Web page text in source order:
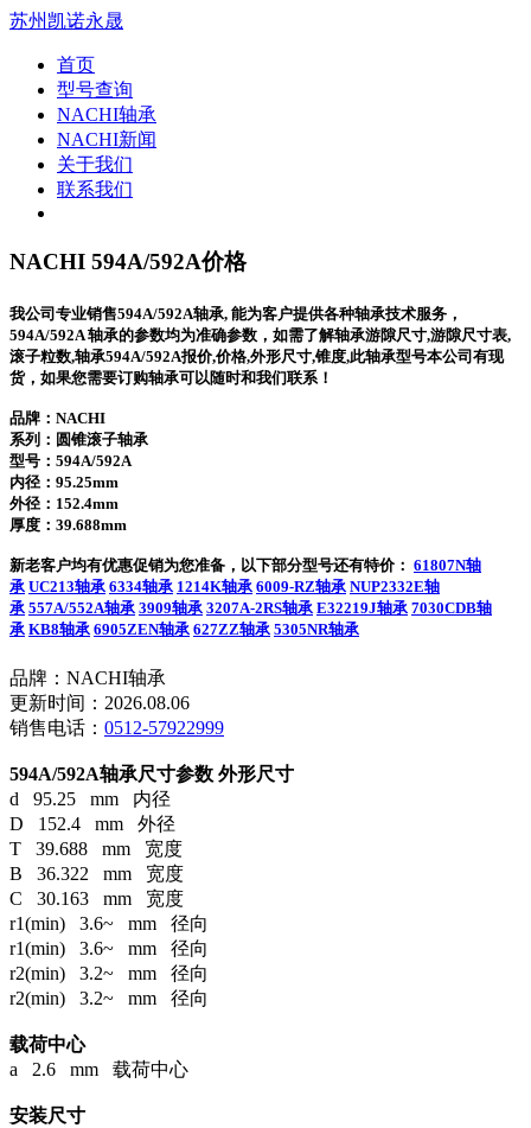
苏州凯诺永晟
首页
型号查询
NACHI轴承
NACHI新闻
关于我们
联系我们
NACHI 594A/592A价格
我公司专业销售594A/592A轴承, 能为客户提供各种轴承技术服务，
594A/592A 轴承的参数均为准确参数，如需了解轴承游隙尺寸,游隙尺寸表,
滚子粒数,轴承594A/592A报价,价格,外形尺寸,锥度,此轴承型号本公司有现
货，如果您需要订购轴承可以随时和我们联系！
品牌：NACHI
系列：圆锥滚子轴承
型号： 594A/592A
内径：95.25mm
外径：152.4mm
厚度：39.688mm
新老客户均有优惠促销为您准备，以下部分型号还有特价： 61807N轴
承 UC213轴承 6334轴承 1214K轴承 6009-RZ轴承 NUP2332E轴
承 557A/552A轴承 3909轴承 3207A-2RS轴承 E32219J轴承 7030CDB轴
承 KB8轴承 6905ZEN轴承 627ZZ轴承 5305NR轴承
品牌：NACHI轴承
更新时间：2026.08.06
销售电话： 0512-57922999
594A/592A轴承尺寸参数 外形尺寸
d 95.25 mm 内径
D 152.4 mm 外径
T 39.688 mm 宽度
B 36.322 mm 宽度
C 30.163 mm 宽度
r1(min) 3.6~ mm 径向
r1(min) 3.6~ mm 径向
r2(min) 3.2~ mm 径向
r2(min) 3.2~ mm 径向
载荷中心
a 2.6 mm 载荷中心
安装尺寸